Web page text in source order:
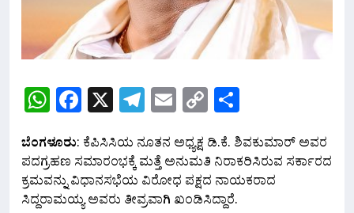
WhatsApp
Facebook
X Telegram
Email
Copy
Link
ಬೆಂಗಳೂರು: ಕೆಪಿಸಿಸಿಯ ನೂತನ ಅಧ್ಯಕ್ಷ ಡಿ.ಕೆ. ಶಿವಕುಮಾರ್ ಅವರ
ಪದಗ್ರಹಣ ಸಮಾರಂಭಕ್ಕೆ ಮತ್ತೆ ಅನುಮತಿ ನಿರಾಕರಿಸಿರುವ ಸರ್ಕಾರದ
ಕ್ರಮವನ್ನು ವಿಧಾನಸಭೆಯ ವಿರೋಧ ಪಕ್ಷದ ನಾಯಕರಾದ
ಸಿದ್ದರಾಮಯ್ಯ ಅವರು ತೀವ್ರವಾಗಿ ಖಂಡಿಸಿದ್ದಾರೆ.